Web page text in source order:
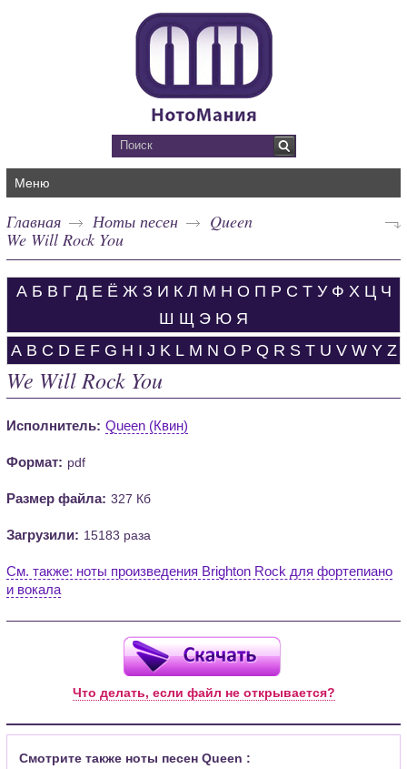
Меню
Главная Ноты песен
Queen
We Will Rock You
А Б В Г Д Е Ё Ж З И К Л М Н О П Р С Т У Ф Х Ц Ч
Ш Щ Э Ю Я
A B C D E F G H I J K L M N O P Q R S T U V W Y Z
We Will Rock You
Исполнитель: Queen (Квин)
Формат: pdf
Размер файла: 327 Кб
Загрузили: 15183 раза
См. также: ноты произведения Brighton Rock для фортепиано
и вокала
Что делать, если файл не открывается?
Смотрите также ноты песен Queen :